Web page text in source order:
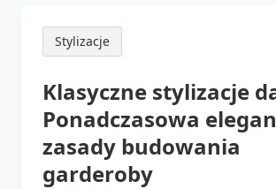
Stylizacje
Klasyczne stylizacje
Ponadczasowa
zasady budowania
garderoby